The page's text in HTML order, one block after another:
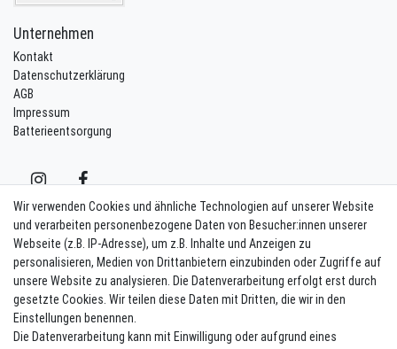
Unternehmen
Kontakt
Datenschutzerklärung
AGB
Impressum
Batterieentsorgung
Vertrag widerrufen Kontakt
Newsletter eintragen
Melde Dich an um alle Vorteile zu genießen. Plus 10 EUR Gutschein für
die Newsletteranmeldung, einlösbar ab 75 EUR Warenwert!
Wir verwenden Cookies und ähnliche Technologien auf unserer Website
und verarbeiten personenbezogene Daten von Besucher:innen unserer
Webseite (z.B. IP-Adresse), um z.B. Inhalte und Anzeigen zu
personalisieren, Medien von Drittanbietern einzubinden oder Zugriffe auf
unsere Website zu analysieren. Die Datenverarbeitung erfolgt erst durch
gesetzte Cookies. Wir teilen diese Daten mit Dritten, die wir in den
Einstellungen benennen.
Die Datenverarbeitung kann mit Einwilligung oder aufgrund eines